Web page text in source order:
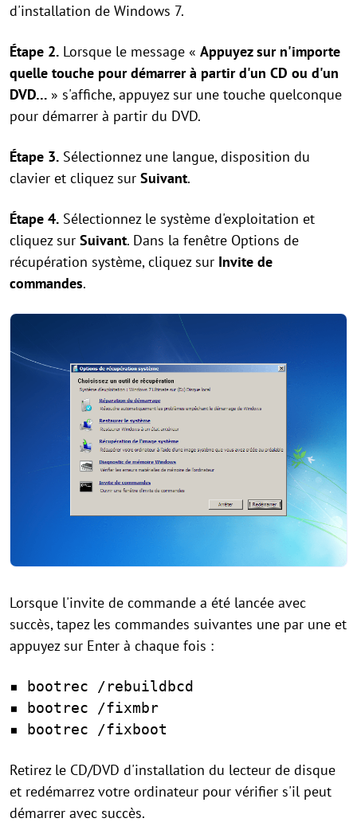
d'installation de Windows 7.
Étape 2. Lorsque le message « Appuyez sur n'importe
quelle touche pour démarrer à partir d'un CD ou d'un
DVD… » s'affiche, appuyez sur une touche quelconque
pour démarrer à partir du DVD.
Étape 3. Sélectionnez une langue, disposition du
clavier et cliquez sur Suivant.
Étape 4. Sélectionnez le système d'exploitation et
cliquez sur Suivant. Dans la fenêtre Options de
récupération système, cliquez sur Invite de
commandes.
Lorsque l'invite de commande a été lancée avec
succès, tapez les commandes suivantes une par une et
appuyez sur Enter à chaque fois :
▪ bootrec /rebuildbcd
▪ bootrec /fixmbr
▪ bootrec /fixboot
Retirez le CD/DVD d'installation du lecteur de disque
et redémarrez votre ordinateur pour vérifier s'il peut
démarrer avec succès.